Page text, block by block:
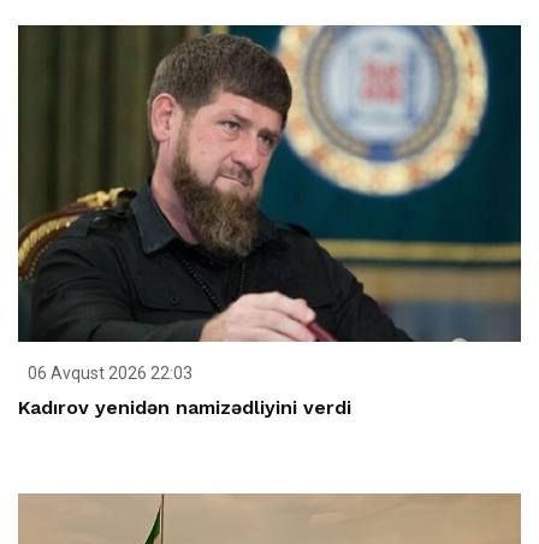
06 Avqust 2026 22:03
Kadırov yenidən namizədliyini verdi